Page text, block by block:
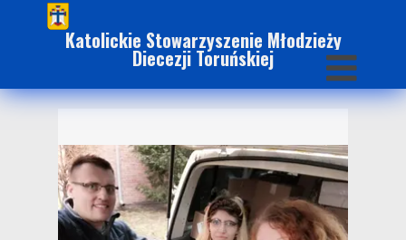
Katolickie Stowarzyszenie Młodzieży
Diecezji Toruńskiej